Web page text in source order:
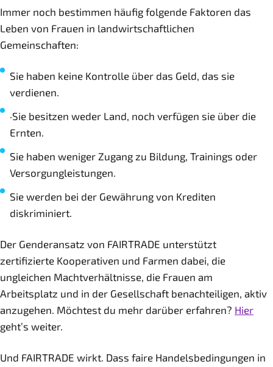
Immer noch bestimmen häufig folgende Faktoren das
Leben von Frauen in landwirtschaftlichen
Gemeinschaften:
Sie haben keine Kontrolle über das Geld, das sie
verdienen.
·Sie besitzen weder Land, noch verfügen sie über die
Ernten.
Sie haben weniger Zugang zu Bildung, Trainings oder
Versorgungleistungen.
Sie werden bei der Gewährung von Krediten
diskriminiert.
Der Genderansatz von FAIRTRADE unterstützt
zertifizierte Kooperativen und Farmen dabei, die
ungleichen Machtverhältnisse, die Frauen am
Arbeitsplatz und in der Gesellschaft benachteiligen, aktiv
anzugehen. Möchtest du mehr darüber erfahren? Hier
geht’s weiter.
Und FAIRTRADE wirkt. Dass faire Handelsbedingungen in